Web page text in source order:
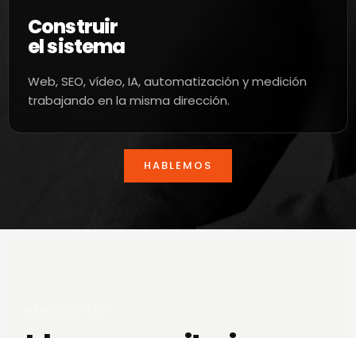
Construir
el sistema
Web, SEO, vídeo, IA, automatización y medición
trabajando en la misma dirección.
HABLEMOS